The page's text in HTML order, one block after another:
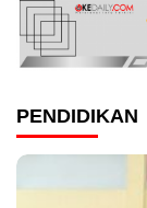
PENDIDIKAN